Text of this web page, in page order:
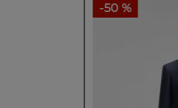
-50 %